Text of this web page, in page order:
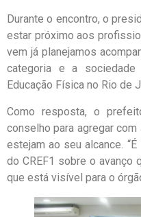
Durante o encontro, o
estar próximo aos
vem já planejamos
categoria e a
Educação Física no Rio de
Como resposta, o
conselho para agregar
estejam ao seu alcance.
do CREF1 sobre o avanço
que está visível para o